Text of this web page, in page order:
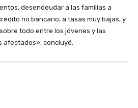
desendeudar a las familias a
no bancario, a tasas muy bajas, y
todo entre los jóvenes y las
afectados», concluyó.